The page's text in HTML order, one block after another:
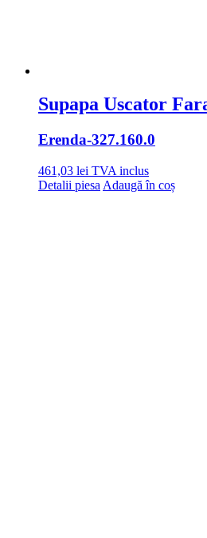
Supapa Uscator
Erenda-327.160.0
461,03 lei TVA inclus
Detalii piesa Adaugă în coș